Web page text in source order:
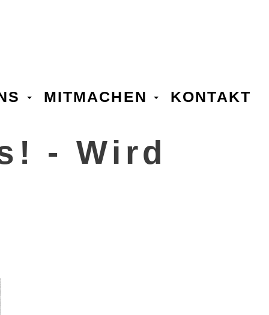
MITMACHEN KONTAKT
- Wird